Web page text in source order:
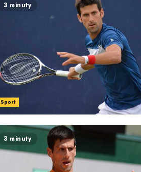
3 minuty
Sport
3 minuty